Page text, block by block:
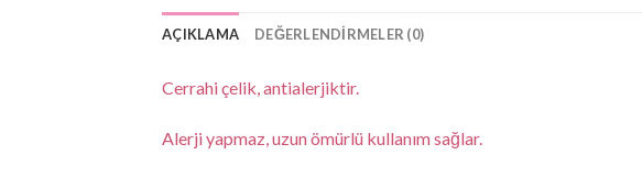
AÇIKLAMA DEĞERLENDIRMELER (0)
Cerrahi çelik, antialerjiktir.
Alerji yapmaz, uzun ömürlü kullanım sağlar.